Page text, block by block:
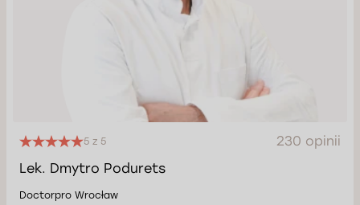
5 z 5
230 opinii
Lek. Dmytro Podurets
Doctorpro Wrocław